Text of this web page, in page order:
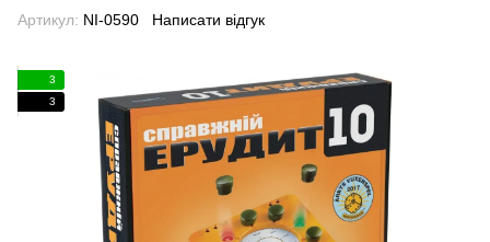
Артикул: NI-0590 Написати відгук
3
3